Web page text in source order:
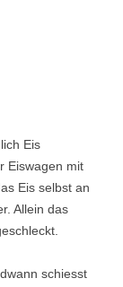
Eis
Eiswagen mit
Eis selbst an
Allein das
schiesst